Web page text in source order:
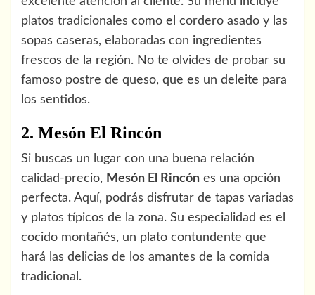
platos tradicionales como el cordero asado y las
sopas caseras, elaboradas con ingredientes
frescos de la región. No te olvides de probar su
famoso postre de queso, que es un deleite para
los sentidos.
2. Mesón El Rincón
Si buscas un lugar con una buena relación
calidad-precio, Mesón El Rincón es una opción
perfecta. Aquí, podrás disfrutar de tapas variadas
y platos típicos de la zona. Su especialidad es el
cocido montañés, un plato contundente que
hará las delicias de los amantes de la comida
tradicional.